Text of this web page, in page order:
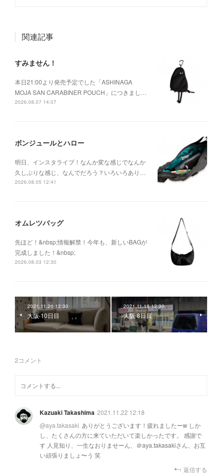
関連記事
すみません！
本日21:00より発売予定でした「ASHINAGA
MOJA SAN CARABINER POUCH」につきまし…
2026.08.07 14:07
ボンジュールとハロー
明日、インスタライブ！なんか変な感じでなんか
久しぶりな感じ、なんでだろう？いろいろあり…
2026.08.05 12:41
オムレツバッグ
先ほど！&nbsp;情報解禁！今年も、新しいBAGが
完成しました！&nbsp;
2026.08.03 12:30
2021.11.20 12:30
大阪 10日目
2021.11.18 12:30
大阪 8日目
2コメント
Kazuaki Takashima 2021.11.22 12:18
@aya.takasaki ありがとうございます！疲れましたーw しか
し、たくさんの方に来ていただいて楽しかったです。 感謝で
す 人見知り、一生なおりませーん、＠aya.takasakiさん、お互
い頑張りましょ〜う 笑
返信する